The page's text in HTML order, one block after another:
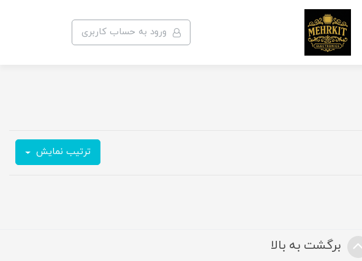
ورود به حساب کاربری
ترتیب نمایش
برگشت به بالا